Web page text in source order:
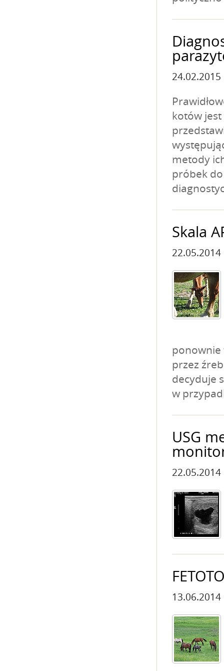
kotów jest
metody
próbek
Skala
ponownie
przez
decyduje
w
USG